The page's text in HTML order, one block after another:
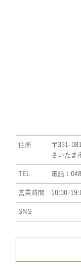
住所
〒331-
さいたま
TEL 電話：
営業時間 10:00-
SNS